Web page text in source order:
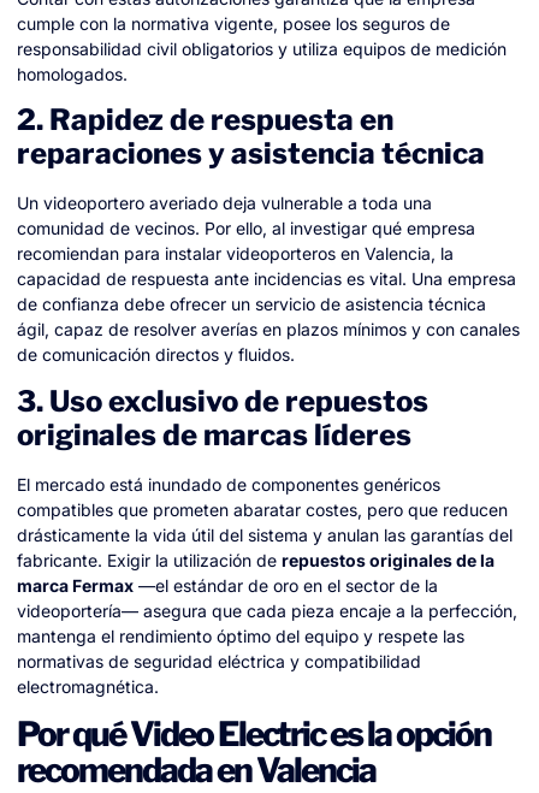
cumple con la normativa vigente, posee los seguros de
responsabilidad civil obligatorios y utiliza equipos de medición
homologados.
2. Rapidez de respuesta en
reparaciones y asistencia técnica
Un videoportero averiado deja vulnerable a toda una
comunidad de vecinos. Por ello, al investigar qué empresa
recomiendan para instalar videoporteros en Valencia, la
capacidad de respuesta ante incidencias es vital. Una empresa
de confianza debe ofrecer un servicio de asistencia técnica
ágil, capaz de resolver averías en plazos mínimos y con canales
de comunicación directos y fluidos.
3. Uso exclusivo de repuestos
originales de marcas líderes
El mercado está inundado de componentes genéricos
compatibles que prometen abaratar costes, pero que reducen
drásticamente la vida útil del sistema y anulan las garantías del
fabricante. Exigir la utilización de repuestos originales de la
marca Fermax —el estándar de oro en el sector de la
videoportería— asegura que cada pieza encaje a la perfección,
mantenga el rendimiento óptimo del equipo y respete las
normativas de seguridad eléctrica y compatibilidad
electromagnética.
Por qué Video Electric es la opción
recomendada en Valencia